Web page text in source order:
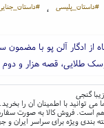
#داستان_پلیسی ،
طلایی، قصه هزار و
گنجی
توانید با اطمینان آن را بخرید.
فراهم است. فروش کالا به
بندی ویژه برای سراسر